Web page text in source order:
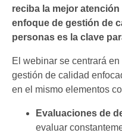
reciba la mejor
enfoque de gestión de
personas es la clave
El webinar se centrará
gestión de calidad
en el mismo elementos
Evaluaciones de
evaluar